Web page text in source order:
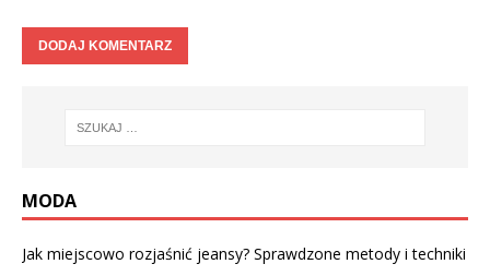
MODA
Jak miejscowo rozjaśnić jeansy? Sprawdzone metody i techniki